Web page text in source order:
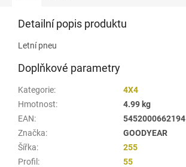
Detailní popis produktu
Letní pneu
Doplňkové parametry
Kategorie:
4X4
Hmotnost:
4.99 kg
EAN:
5452000662194
Značka:
GOODYEAR
Šířka:
255
Profil :
55